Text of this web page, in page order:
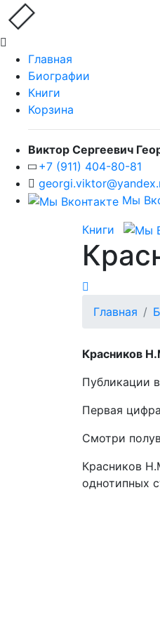
Главная
Биографии
Книги
Корзина
Виктор Сергеевич
+7 (911) 404-80-81
Мы
Книги
Главная
Красников
Публикации
Первая
Смотри
Красников
однотипных